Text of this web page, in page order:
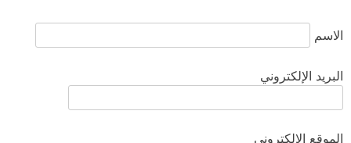
الاسم
البريد الإلكتروني
الموقع الإلكتروني